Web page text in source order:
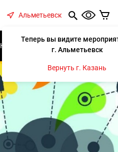
Альметьевск
Теперь вы видите
г. Альметьевск
Вернуть г. Казань
Концерты Спектакли